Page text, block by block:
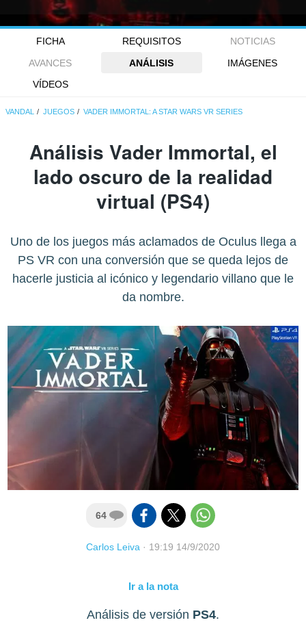
FICHA REQUISITOS
NOTICIAS
AVANCES
ANÁLISIS
IMÁGENES
VÍDEOS
VANDAL JUEGOS VADER IMMORTAL: A STAR WARS VR SERIES
Análisis Vader Immortal, el
lado oscuro de la realidad
virtual (PS4)
Uno de los juegos más aclamados de Oculus llega a
PS VR con una conversión que se queda lejos de
hacerle justicia al icónico y legendario villano que le
da nombre.
64
Carlos Leiva · 19:19 14/9/2020
Ir a la nota
Análisis de versión PS4.